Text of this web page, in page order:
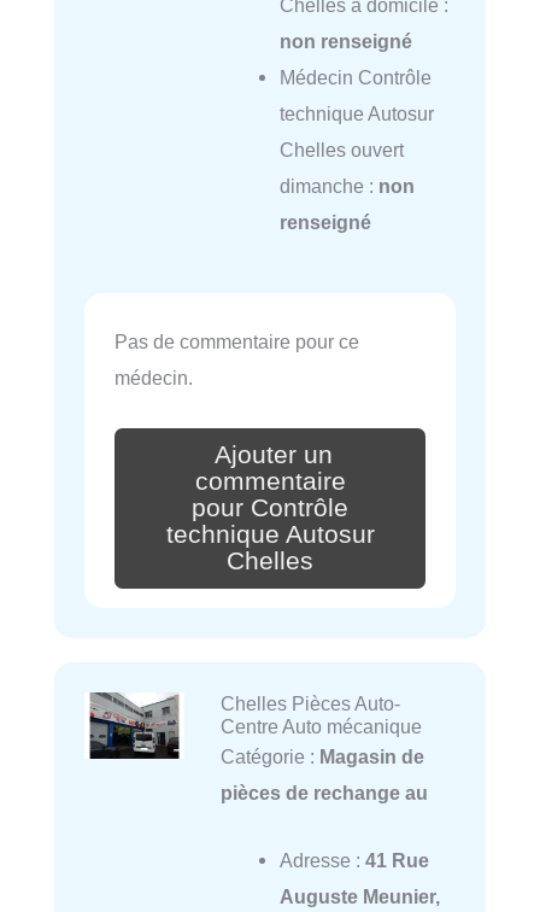
Chelles à domicile :
non renseigné
Médecin Contrôle
technique Autosur
Chelles ouvert
dimanche : non
renseigné
Pas de commentaire pour ce
médecin.
Ajouter un
commentaire
pour Contrôle
technique Autosur
Chelles
Chelles Pièces Auto-
Centre Auto mécanique
Catégorie : Magasin de
pièces de rechange au
Adresse : 41 Rue
Auguste Meunier,